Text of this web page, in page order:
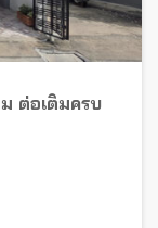
ต่อเติมครบ